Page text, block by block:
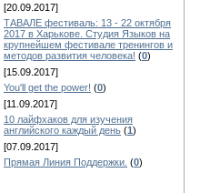
[20.09.2017]
ТАВАЛЕ фестиваль: 13 - 22 октября
2017 в Харькове. Студия Языков на
крупнейшем фестивале тренингов и
методов развития человека! (0)
[15.09.2017]
You'll get the power! (0)
[11.09.2017]
10 лайфхаков для изучения
английского каждый день (1)
[07.09.2017]
Прямая Линия Поддержки. (0)